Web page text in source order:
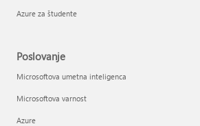
Azure za študente
Poslovanje
Microsoftova umetna inteligenca
Microsoftova varnost
Azure